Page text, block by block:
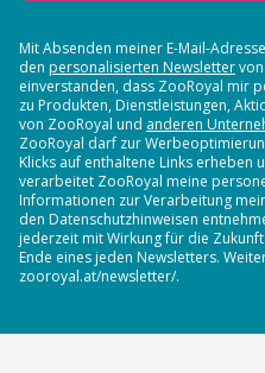
Mit Absenden meiner E-Mail-
den personalisierten Newsletter
einverstanden, dass ZooRoyal mir
zu Produkten, Dienstleistungen,
von ZooRoyal und anderen
ZooRoyal darf zur
Klicks auf enthaltene Links erheben
verarbeitet ZooRoyal meine
Informationen zur Verarbeitung
den Datenschutzhinweisen
jederzeit mit Wirkung für die
Ende eines jeden Newsletters.
zooroyal.at/newsletter/.